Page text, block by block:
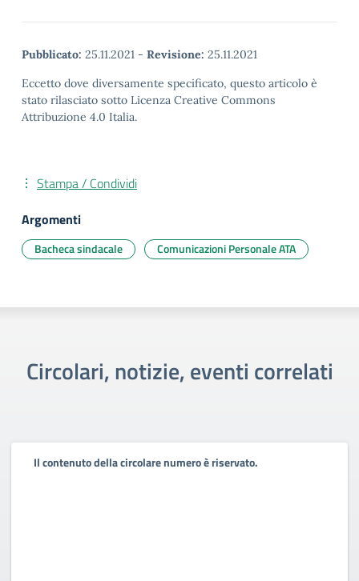
Pubblicato: 25.11.2021 - Revisione: 25.11.2021
Eccetto dove diversamente specificato, questo articolo è
stato rilasciato sotto Licenza Creative Commons
Attribuzione 4.0 Italia.
Stampa / Condividi
Argomenti
Bacheca sindacale Comunicazioni Personale ATA
Circolari, notizie, eventi correlati
Il contenuto della circolare numero è riservato.